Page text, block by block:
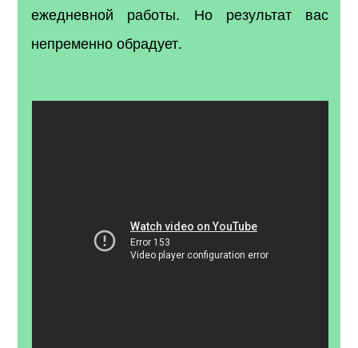
ежедневной работы. Но результат вас
непременно обрадует.